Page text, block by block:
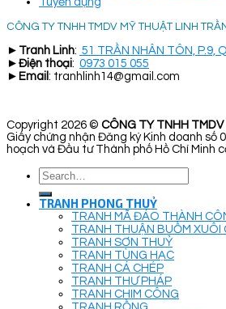
CÔNG TY TNHH TMDV MỸ THUẬT LINH
► Tranh Linh: 51 TRẦN NHÂN TÔN, P.9,
► Điện thoại: 0973 015 055
► Email : tranhlinh14@gmail.com
Copyright 2026 © CÔNG TY TNHH
Giấy chứng nhận Đăng ký Kinh doanh số
hoạch và Đầu tư Thành phố Hồ Chí Minh
Search
for:
TRANH PHONG THUỶ
TRANH MÃ ĐÁO THÀNH
TRANH THUẬN BUỒM XUÔI
TRANH SƠN THUỶ
TRANH TÙNG HẠC
TRANH CÁ CHÉP
TRANH THƯ PHÁP
TRANH CHIM CÔNG